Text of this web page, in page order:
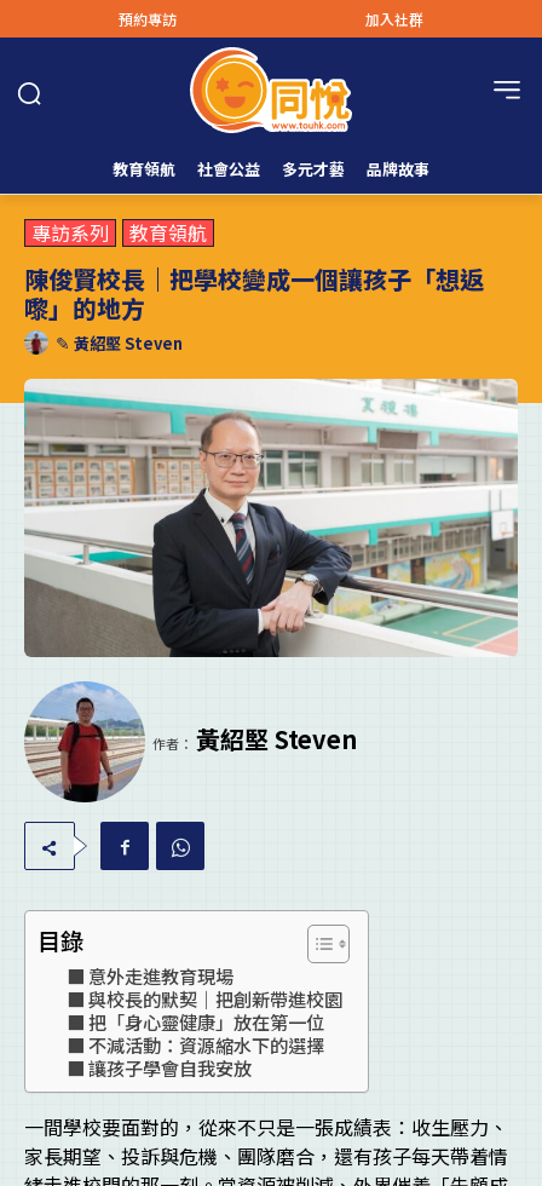
預約專訪 加入社群
教育領航 社會公益 多元才藝 品牌故事
專訪系列 教育領航
陳俊賢校長｜把學校變成一個讓孩子「想返
嚟」的地方
✎ 黃紹堅 Steven
作者： 黃紹堅 Steven
目錄
意外走進教育現場
與校長的默契｜把創新帶進校園
把「身心靈健康」放在第一位
不減活動：資源縮水下的選擇
讓孩子學會自我安放
一間學校要面對的，從來不只是一張成績表：收生壓力、
家長期望、投訴與危機、團隊磨合，還有孩子每天帶着情